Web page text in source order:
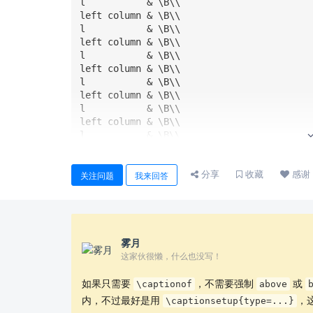
left column & \B\\
l           & \B\\
left column & \B\\
l           & \B\\
left column & \B\\
l           & \B\\
left column & \B\\
l           & \B\\
left column & \B\\
l           & \B\\
\end{tabularx}
\end{Verbatim}
% \captionaboveof{table}{Hello.}
    \begin{tabularx}{\linewidth}{@{} lX @{}}
    left column & \B\\
    left column & \B\\
    l           & \B\\
    left column & \B\\
关注问题 我来回答 分享 收藏 感谢
雾月
这家伙很懒，什么也没写！
如果只需要 \captionof ，不需要强制 above 或
内，不过最好是用 \captionsetup{type=...} ，